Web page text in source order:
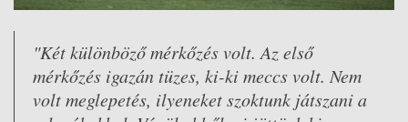
"Két különböző mérkőzés volt. Az első
mérkőzés igazán tüzes, ki-ki meccs volt. Nem
volt meglepetés, ilyeneket szoktunk játszani a